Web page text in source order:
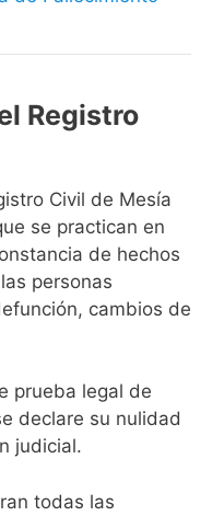
Registro
Civil de Mesía
se practican en
de hechos
personas
cambios de
prueba legal de
declare su nulidad
judicial.
todas las